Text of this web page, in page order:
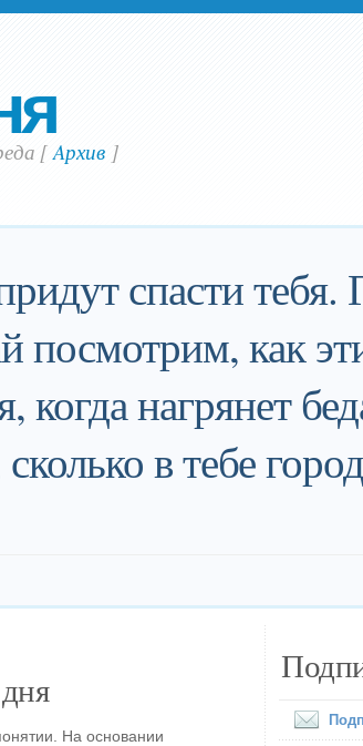
[Aрхив]
спасти тебя.
посмотрим, как
когда нагрянет
в тебе
На основании